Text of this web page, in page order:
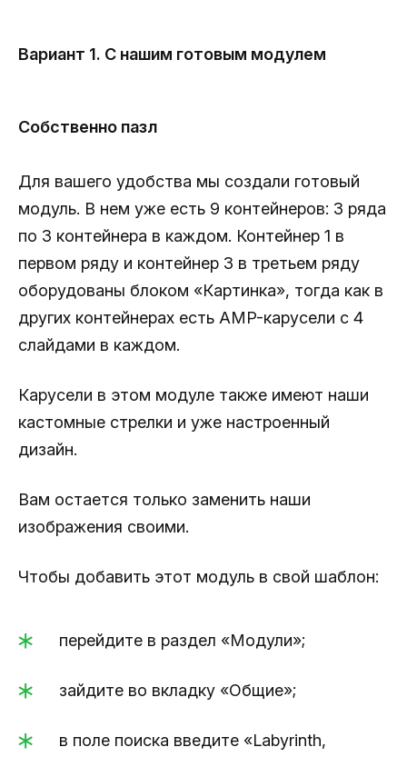
Вариант 1. С нашим готовым модулем
Собственно пазл
Для вашего удобства мы создали готовый
модуль. В нем уже есть 9 контейнеров: 3 ряда
по 3 контейнера в каждом. Контейнер 1 в
первом ряду и контейнер 3 в третьем ряду
оборудованы блоком «Картинка», тогда как в
других контейнерах есть AMP-карусели с 4
слайдами в каждом.
Карусели в этом модуле также имеют наши
кастомные стрелки и уже настроенный
дизайн.
Вам остается только заменить наши
изображения своими.
Чтобы добавить этот модуль в свой шаблон:
перейдите в раздел «Модули»;
зайдите во вкладку «Общие»;
в поле поиска введите «Labyrinth,